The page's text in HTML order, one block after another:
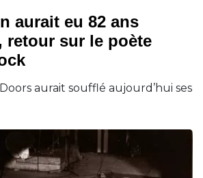
aurait eu 82 ans
retour sur le poète
aurait soufflé aujourd’hui ses